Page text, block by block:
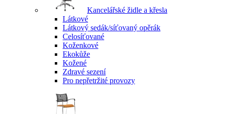
Kancelářské židle a křesla
Látkové
Látkový sedák/síťovaný opěrák
Celosíťované
Koženkové
Ekokůže
Kožené
Zdravé sezení
Pro nepřetržité provozy